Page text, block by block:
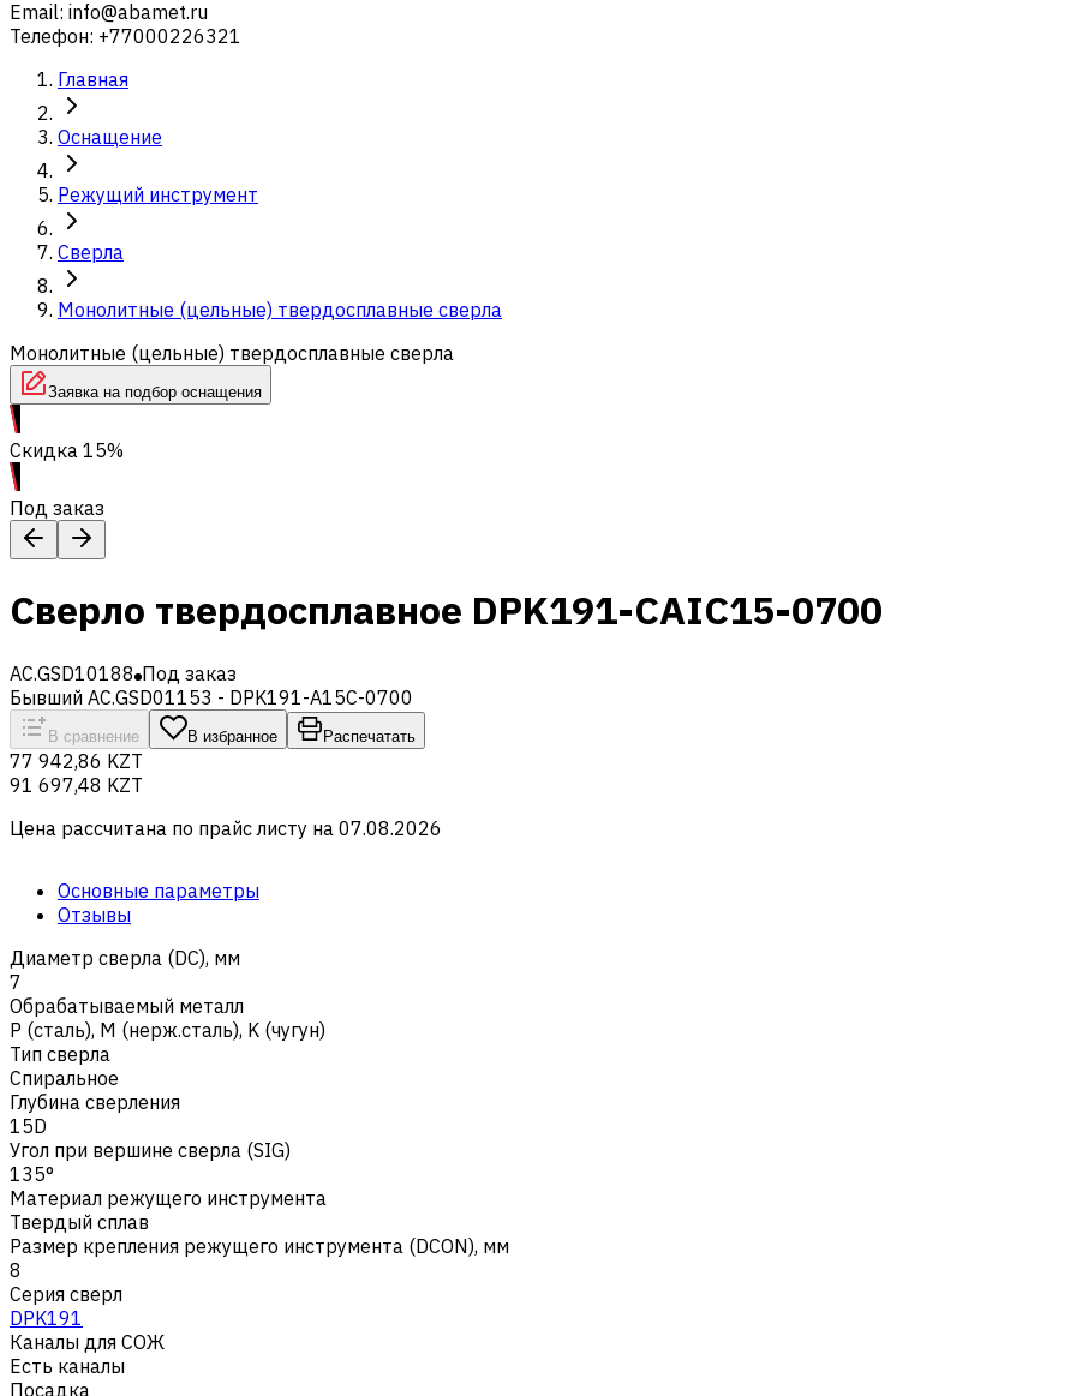
Email: info@abamet.ru
Телефон: +77000226321
Главная
Оснащение
Режущий инструмент
Сверла
Монолитные (цельные) твердосплавные сверла
Монолитные (цельные) твердосплавные сверла
Заявка на подбор оснащения
Скидка 15%
Под заказ
Сверло твердосплавное DPK191-CAIC15-0700
AC.GSD10188 Под заказ
Бывший AC.GSD01153 - DPK191-A15C-0700
В сравнение В избранное Распечатать
77 942,86 KZT
91 697,48 KZT
Цена рассчитана по прайс листу на 07.08.2026
Основные параметры
Отзывы
Диаметр сверла (DC), мм
7
Обрабатываемый металл
Р (сталь), M (нерж.сталь), K (чугун)
Тип сверла
Спиральное
Глубина сверления
15D
Угол при вершине сверла (SIG)
135°
Материал режущего инструмента
Твердый сплав
Размер крепления режущего инструмента (DCON), мм
8
Серия сверл
DPK191
Каналы для СОЖ
Есть каналы
Посадка